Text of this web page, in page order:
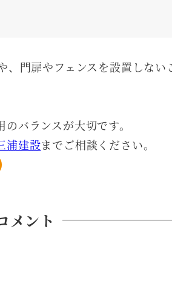
門扉やフェンスを設置しない
バランスが大切です。
浦建設までご相談ください。
メント